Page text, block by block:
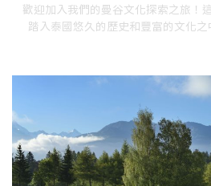
歡迎加入我們的曼谷文化探索之旅！
踏入泰國悠久的歷史和豐富的文化